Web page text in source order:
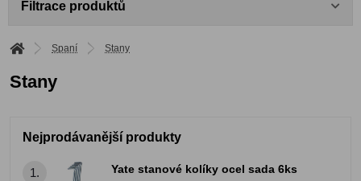
Filtrace produktů
Spaní Stany
Stany
Nejprodávanější produkty
1.
Yate stanové kolíky ocel sada 6ks